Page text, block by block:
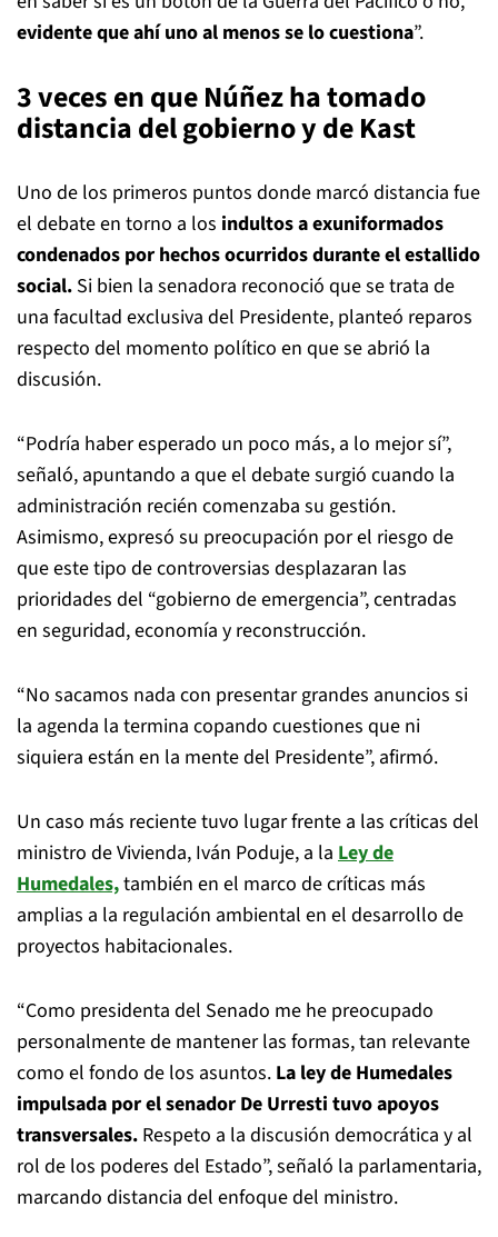
evidente que ahí uno al menos se lo cuestiona”.
3 veces en que Núñez ha tomado
distancia del gobierno y de Kast
Uno de los primeros puntos donde marcó distancia fue
el debate en torno a los indultos a exuniformados
condenados por hechos ocurridos durante el estallido
social. Si bien la senadora reconoció que se trata de
una facultad exclusiva del Presidente, planteó reparos
respecto del momento político en que se abrió la
discusión.
“Podría haber esperado un poco más, a lo mejor sí”,
señaló, apuntando a que el debate surgió cuando la
administración recién comenzaba su gestión.
Asimismo, expresó su preocupación por el riesgo de
que este tipo de controversias desplazaran las
prioridades del “gobierno de emergencia”, centradas
en seguridad, economía y reconstrucción.
“No sacamos nada con presentar grandes anuncios si
la agenda la termina copando cuestiones que ni
siquiera están en la mente del Presidente”, afirmó.
Un caso más reciente tuvo lugar frente a las críticas del
ministro de Vivienda, Iván Poduje, a la Ley de
Humedales,también en el marco de críticas más
amplias a la regulación ambiental en el desarrollo de
proyectos habitacionales.
“Como presidenta del Senado me he preocupado
personalmente de mantener las formas, tan relevante
como el fondo de los asuntos. La ley de Humedales
impulsada por el senador De Urresti tuvo apoyos
transversales. Respeto a la discusión democrática y al
rol de los poderes del Estado”, señaló la parlamentaria,
marcando distancia del enfoque del ministro.